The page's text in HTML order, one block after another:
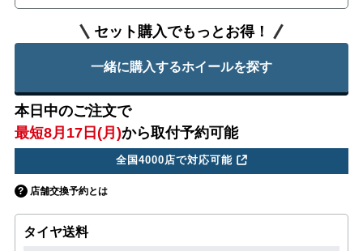
セット購入でもっとお得！
一緒に購入するホイールを探す
本日中のご注文で
最短8月17日(月)から取付予約可能
全国4000店で対応可能
店舗交換予約とは
タイヤ送料